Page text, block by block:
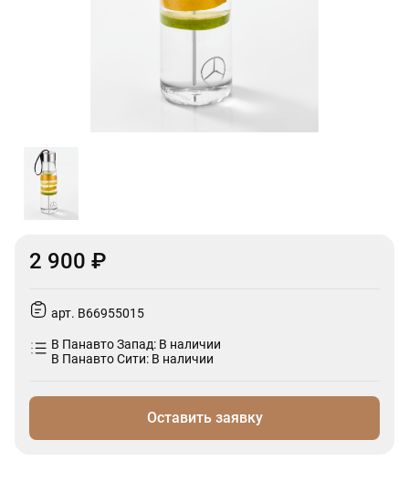
2 900 ₽
арт. B66955015
В Панавто Запад: В наличии
В Панавто Сити: В наличии
Оставить заявку